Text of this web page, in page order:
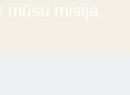
mūsu misija.